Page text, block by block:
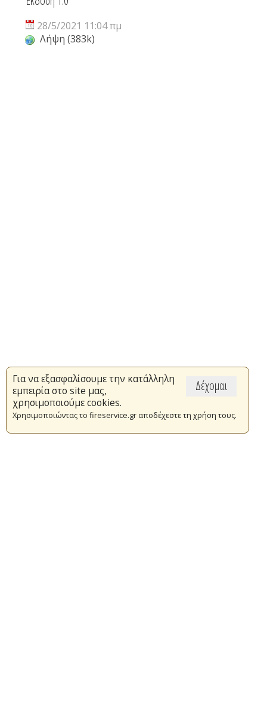
28/5/2021 11:04 πμ
Λήψη (383k)
Δέχομαι
Για να εξασφαλίσουμε την κατάλληλη
εμπειρία στο site μας,
χρησιμοποιούμε cookies.
Χρησιμοποιώντας το fireservice.gr αποδέχεστε τη χρήση τους.